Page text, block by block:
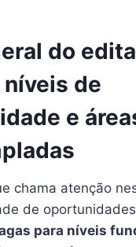
do
de
e
chama atenção
de
para níveis